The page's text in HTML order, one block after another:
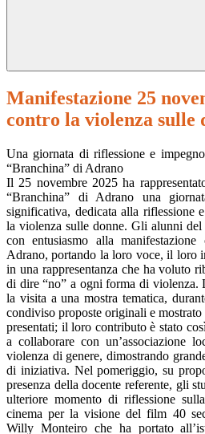
Manifestazione 25
contro la violenza sulle
Una giornata di riflessione e
“Branchina” di Adrano
Il 25 novembre 2025 ha
“Branchina” di Adrano una
significativa, dedicata alla riflessione
la violenza sulle donne. Gli alunni del
con entusiasmo alla
Adrano, portando la loro voce, il loro
in una rappresentanza che ha voluto
di dire “no” a ogni forma di violenza.
la visita a una mostra tematica,
condiviso proposte originali e
presentati; il loro contributo è stato
a collaborare con un’associazione
violenza di genere, dimostrando
di iniziativa. Nel pomeriggio, su
presenza della docente referente, gli
ulteriore momento di riflessione
cinema per la visione del film 40
Willy Monteiro che ha portato